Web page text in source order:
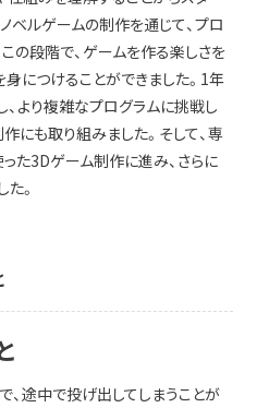
ベルゲームの制作を通じて、プロ
の段階で、ゲームを作る楽しさを
につけることができました。1年
より複雑なプログラムに挑戦し
にも取り組みました。そして、専
た3Dゲーム制作に進み、さらに
。
途中で投げ出してしまうことが